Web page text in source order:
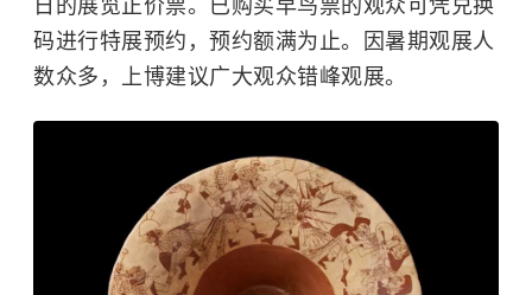
日的展览正价票。已购买早鸟票的观众可凭兑换
码进行特展预约，预约额满为止。因暑期观展人
数众多，上博建议广大观众错峰观展。